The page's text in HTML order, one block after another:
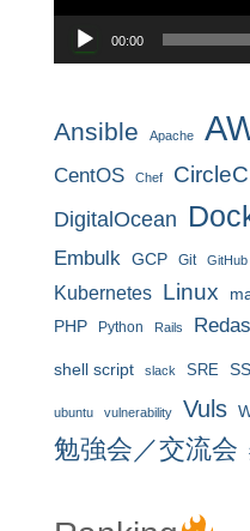
00:00
Ansible Apache
CentOS Chef
DigitalOcean
Embulk GCP Git GitHub
Kubernetes Linux
PHP Python Rails
shell script slack SRE
ubuntu vulnerability Vuls
勉強会／交流会